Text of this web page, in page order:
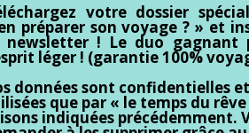
votre dossier
préparer son voyage ? » et
newsletter ! Le duo gagnant
léger ! (garantie 100%
données sont confidentielles
que par « le temps du
indiquées précédemment.